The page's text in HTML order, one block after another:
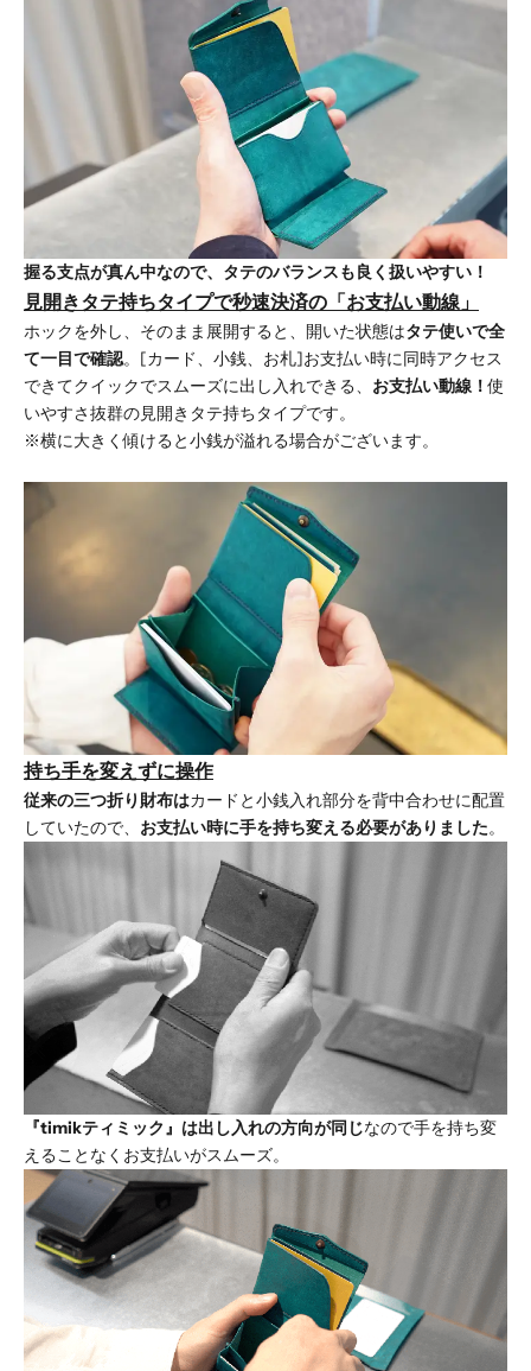
握る支点が真ん中なので、タテのバランスも良く扱いやすい！
見開きタテ持ちタイプで秒速決済の「お支払い動線 」
ホックを外し、そのまま展開すると、開いた状態はタテ使いで全
て一目で確認。[カード、小銭、お札]お支払い時に同時アクセス
できてクイックでスムーズに出し入れできる、 お支払い動線！使
いやすさ抜群の見開きタテ持ちタイプです。
※横に大きく傾けると小銭が溢れる場合がございます。
持ち手を変えずに操作
従来の三つ折り財布はカードと小銭入れ部分を背中合わせに配置
していたので、 お支払い時に手を持ち変える必要がありました。
『timikティミック』は出し入れの方向が同じなので手を持ち変
えることなくお支払いがスムーズ。